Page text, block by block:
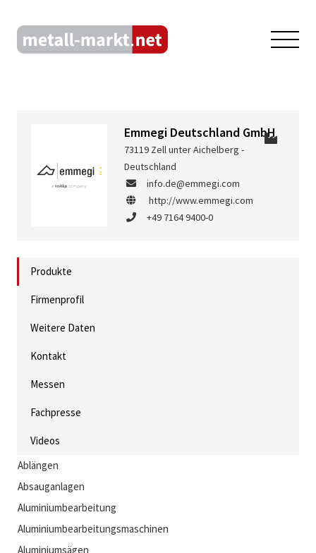
Emmegi Deutschland GmbH
73119 Zell unter Aichelberg -
Deutschland
info.de@emmegi.com
http://www.emmegi.com
+49 7164 9400-0
Produkte
Firmenprofil
Weitere Daten
Kontakt
Messen
Fachpresse
Videos
Ablängen
Absauganlagen
Aluminiumbearbeitung
Aluminiumbearbeitungsmaschinen
Aluminiumsägen